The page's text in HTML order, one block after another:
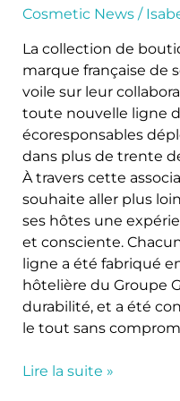
Cosmetic News/
La collection de
marque française de
voile sur leur
toute nouvelle ligne
écoresponsables
dans plus de trente
À travers cette
souhaite aller plus
ses hôtes une
et consciente.
ligne a été fabriqué
hôtelière du Groupe
durabilité, et a été
le tout sans
Lire la suite »